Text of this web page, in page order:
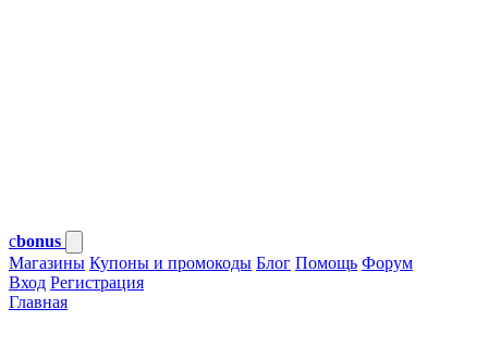
cbonus
Магазины Купоны и промокоды Блог Помощь Форум
Вход Регистрация
Главная